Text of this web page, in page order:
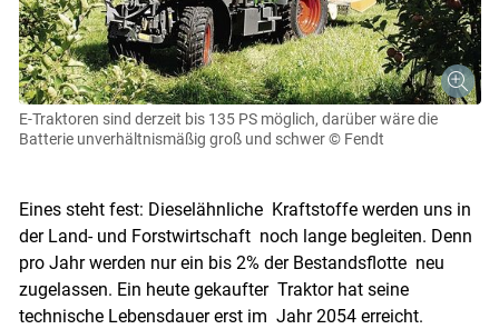
E-Traktoren sind derzeit bis 135 PS möglich, darüber wäre die
Batterie unverhältnismäßig groß und schwer © Fendt
Eines steht fest: Dieselähnliche Kraftstoffe werden uns in
der Land- und Forstwirtschaft noch lange begleiten. Denn
pro Jahr werden nur ein bis 2% der Bestandsflotte neu
zugelassen. Ein heute gekaufter Traktor hat seine
technische Lebensdauer erst im Jahr 2054 erreicht.